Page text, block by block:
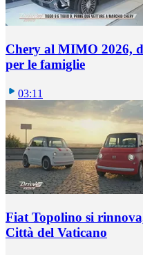
Chery al MIMO 2026,
per le famiglie
03:11
Fiat Topolino si
Città del Vaticano